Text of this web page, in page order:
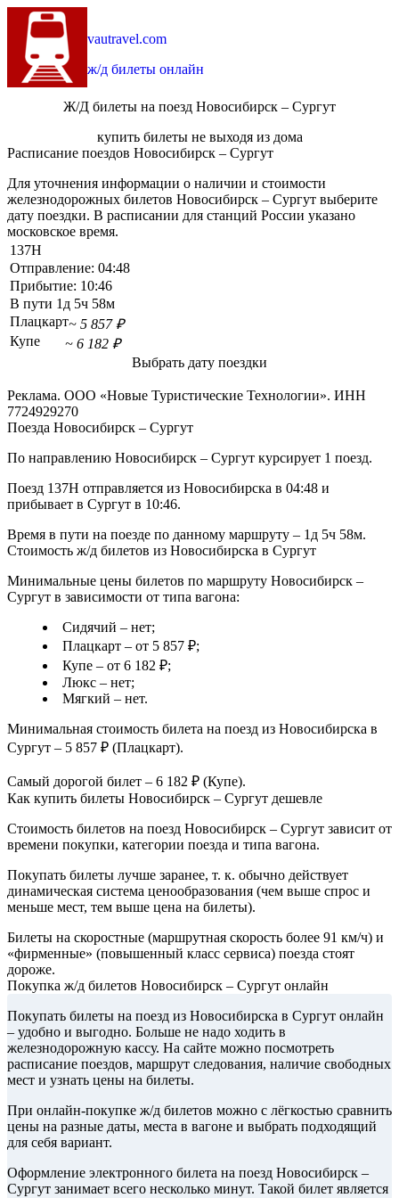
vautravel.com
ж/д билеты онлайн
Ж/Д билеты на поезд Новосибирск – Сургут
купить билеты не выходя из дома
Расписание поездов Новосибирск – Сургут
Для уточнения информации о наличии и стоимости
железнодорожных билетов Новосибирск – Сургут выберите
дату поездки. В расписании для станций России указано
московское время.
137Н
Отправление: 04:48
Прибытие: 10:46
В пути 1д 5ч 58м
Плацкарт~ 5 857 ₽
Купе
~ 6 182 ₽
Выбрать дату поездки
Реклама. ООО «Новые Туристические Технологии». ИНН
7724929270
Поезда Новосибирск – Сургут
По направлению Новосибирск – Сургут курсирует 1 поезд.
Поезд 137Н отправляется из Новосибирска в 04:48 и
прибывает в Сургут в 10:46.
Время в пути на поезде по данному маршруту – 1д 5ч 58м.
Стоимость ж/д билетов из Новосибирска в Сургут
Минимальные цены билетов по маршруту Новосибирск –
Сургут в зависимости от типа вагона:
Сидячий – нет;
Плацкарт – от 5 857 ₽;
Купе – от 6 182 ₽;
Люкс – нет;
Мягкий – нет.
Минимальная стоимость билета на поезд из Новосибирска в
Сургут – 5 857 ₽ (Плацкарт).
Самый дорогой билет – 6 182 ₽ (Купе).
Как купить билеты Новосибирск – Сургут дешевле
Стоимость билетов на поезд Новосибирск – Сургут зависит от
времени покупки, категории поезда и типа вагона.
Покупать билеты лучше заранее, т. к. обычно действует
динамическая система ценообразования (чем выше спрос и
меньше мест, тем выше цена на билеты).
Билеты на скоростные (маршрутная скорость более 91 км/ч) и
«фирменные» (повышенный класс сервиса) поезда стоят
дороже.
Покупка ж/д билетов Новосибирск – Сургут онлайн
Покупать билеты на поезд из Новосибирска в Сургут онлайн
– удобно и выгодно. Больше не надо ходить в
железнодорожную кассу. На сайте можно посмотреть
расписание поездов, маршрут следования, наличие свободных
мест и узнать цены на билеты.
При онлайн-покупке ж/д билетов можно с лёгкостью сравнить
цены на разные даты, места в вагоне и выбрать подходящий
для себя вариант.
Оформление электронного билета на поезд Новосибирск –
Сургут занимает всего несколько минут. Такой билет является